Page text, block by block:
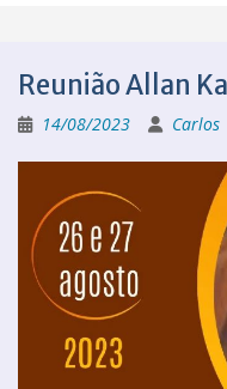
Reunião Allan
14/08/2023 Carlos